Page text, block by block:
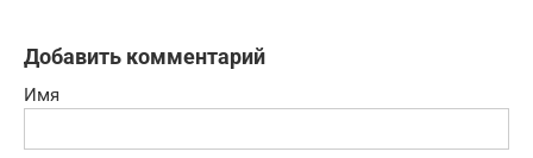
Добавить комментарий
Имя